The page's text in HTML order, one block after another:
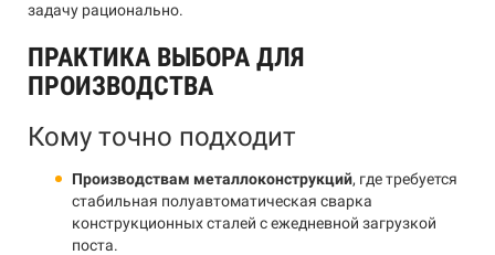
задачу рационально.
ПРАКТИКА ВЫБОРА ДЛЯ
ПРОИЗВОДСТВА
Кому точно подходит
Производствам металлоконструкций, где требуется
стабильная полуавтоматическая сварка
конструкционных сталей с ежедневной загрузкой
поста.